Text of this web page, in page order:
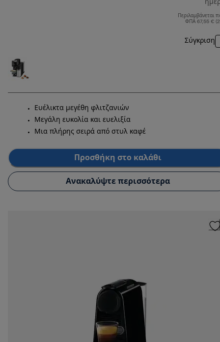
Περιλαμβάνεται
ΦΠΑ 67,55 €
Σύγκριση
Ευέλικτα μεγέθη φλιτζανιών
Μεγάλη ευκολία και ευελιξία
Μια πλήρης σειρά από στυλ καφέ
Προσθήκη στο καλάθι
Ανακαλύψτε περισσότερα